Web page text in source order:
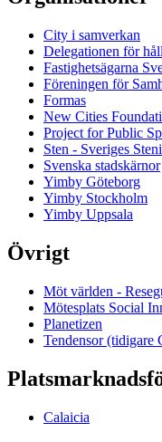
City i samverkan
Delegationen för
Fastighetsägarna
Föreningen för
Formas
New Cities
Project for Public
Sten - Sveriges
Svenska stadskärnor
Yimby Göteborg
Yimby Stockholm
Yimby Uppsala
Övrigt
Möt världen -
Mötesplats Social
Planetizen
Tendensor (tidigare
Calaicia